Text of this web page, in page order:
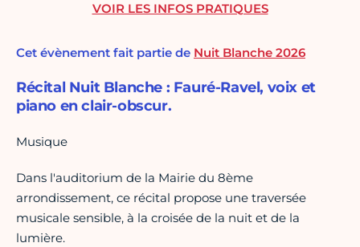
Cet évènement fait partie de Nuit Blanche 2026
Récital Nuit Blanche : Fauré-Ravel, voix et
piano en clair-obscur.
Musique
Dans l'auditorium de la Mairie du 8ème
arrondissement, ce récital propose une traversée
musicale sensible, à la croisée de la nuit et de la
lumière.
VOIR LES INFOS PRATIQUES